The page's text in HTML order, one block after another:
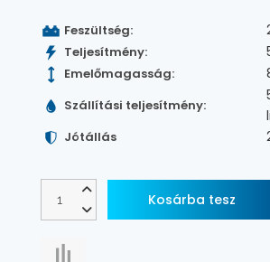
Feszültség:
Teljesítmény:
Emelőmagasság:
Szállítási teljesítmény:
Jótállás